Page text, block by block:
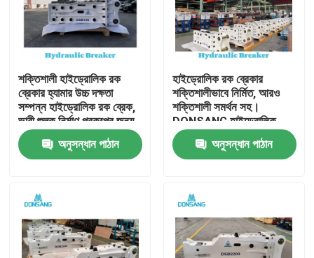
বাড়ি
পণ্য
শক্তিশালী হাইড্রোলিক রক
ব্রেকার হ্যামার উচ্চ দক্ষতা
সম্পন্ন হাইড্রোলিক রক ব্রেক,
ভারী শুল্ক নির্মাণ প্রকল্পের জন্য,
পাথর ভাঙ্গা থেকে পুনর্ব্যবহার
পর্যন্ত DONSANG বহুমুখী
হাইড্রোলিক ব্রেকার, OEM
অনুসন্ধান পাঠান
হাইড্রোলিক রক ব্রেকার
শক্তিশালীভাবে নির্মিত, আরও
শক্তিশালী সমর্থন সহ।
DONSANG হাইড্রোলিক
ব্রেকার, ২৪/৭ বিশেষজ্ঞ সহায়তা
সহ। হাইড্রোলিক রক হ্যামার
অ্যাটাচমেন্ট, নির্মাণ যন্ত্রাংশ
অনুসন্ধান পাঠান